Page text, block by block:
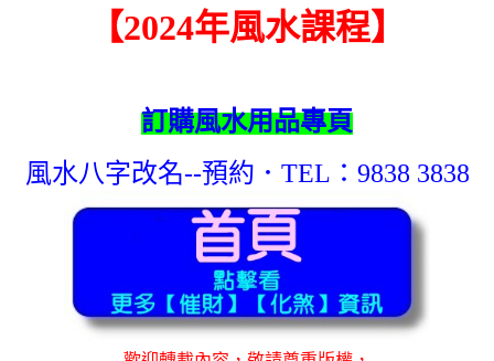
【2024年風水課程】
訂購風水用品專頁
風水八字改名--預約．TEL：9838 3838